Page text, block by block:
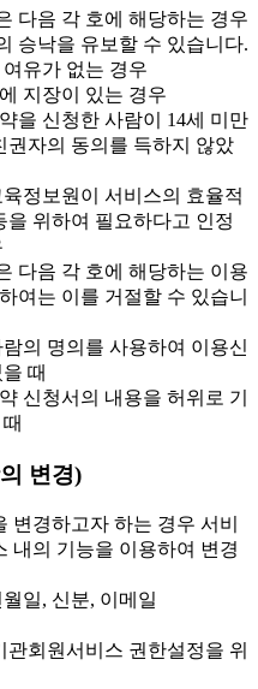
다음 각 호에 해당하는 경우
승낙을 유보할 수 있습니다.
여유가 없는 경우
지장이 있는 경우
을 신청한 사람이 14세 미만
권자의 동의를 득하지 않았
정보원이 서비스의 효율적
을 위하여 필요하다고 인정
다음 각 호에 해당하는 이용
여는 이를 거절할 수 있습니
람의 명의를 사용하여 이용신
때
신청서의 내용을 허위로 기
변경)
변경하고자 하는 경우 서비
내의 기능을 이용하여 변경
일, 신분, 이메일
회원서비스 권한설정을 위